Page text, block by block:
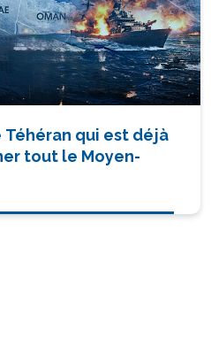
qui est déjà
tout le Moyen-